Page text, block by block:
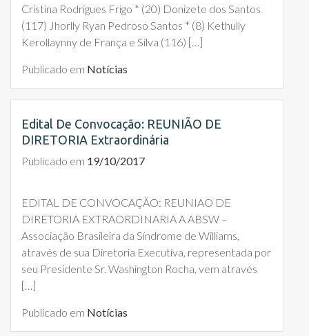
Cristina Rodrigues Frigo * (20) Donizete dos Santos
(117) Jhorlly Ryan Pedroso Santos * (8) Kethully
Kerollaynny de França e Silva (116) […]
Publicado em Notícias
Edital De Convocação: REUNIÃO DE
DIRETORIA Extraordinária
Publicado em 19/10/2017
EDITAL DE CONVOCAÇÃO: REUNIAO DE
DIRETORIA EXTRAORDINARIA A ABSW –
Associação Brasileira da Síndrome de Williams,
através de sua Diretoria Executiva, representada por
seu Presidente Sr. Washington Rocha, vem através
[…]
Publicado em Notícias